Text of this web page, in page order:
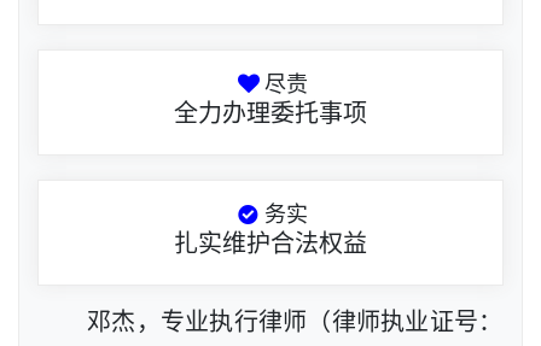
尽责
全力办理委托事项
务实
扎实维护合法权益
邓杰，专业执行律师（律师执业证号：